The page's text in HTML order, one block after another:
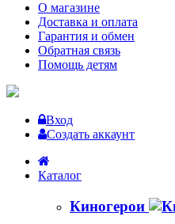
О магазине
Доставка и оплата
Гарантия и обмен
Обратная связь
Помощь детям
Вход
Создать аккаунт
Каталог
Киногерои